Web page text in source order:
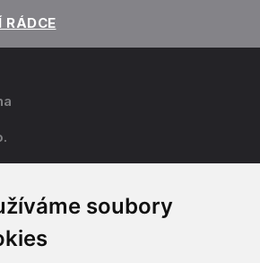
soubory
RÁDCE